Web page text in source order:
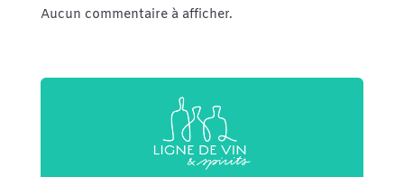
Aucun commentaire à afficher.